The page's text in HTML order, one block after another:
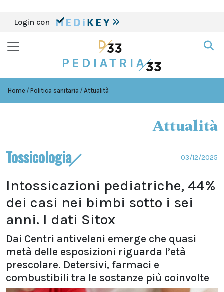
Login con
Home Politica sanitaria Attualità
Attualità
Tossicologia 03/12/2025
Intossicazioni pediatriche, 44%
dei casi nei bimbi sotto i sei
anni. I dati Sitox
Dai Centri antiveleni emerge che quasi
metà delle esposizioni riguarda l’età
prescolare. Detersivi, farmaci e
combustibili tra le sostanze più coinvolte